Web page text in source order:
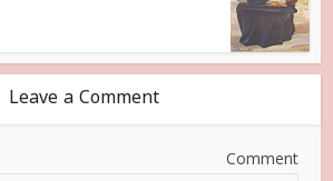
Leave a Comment
Comment